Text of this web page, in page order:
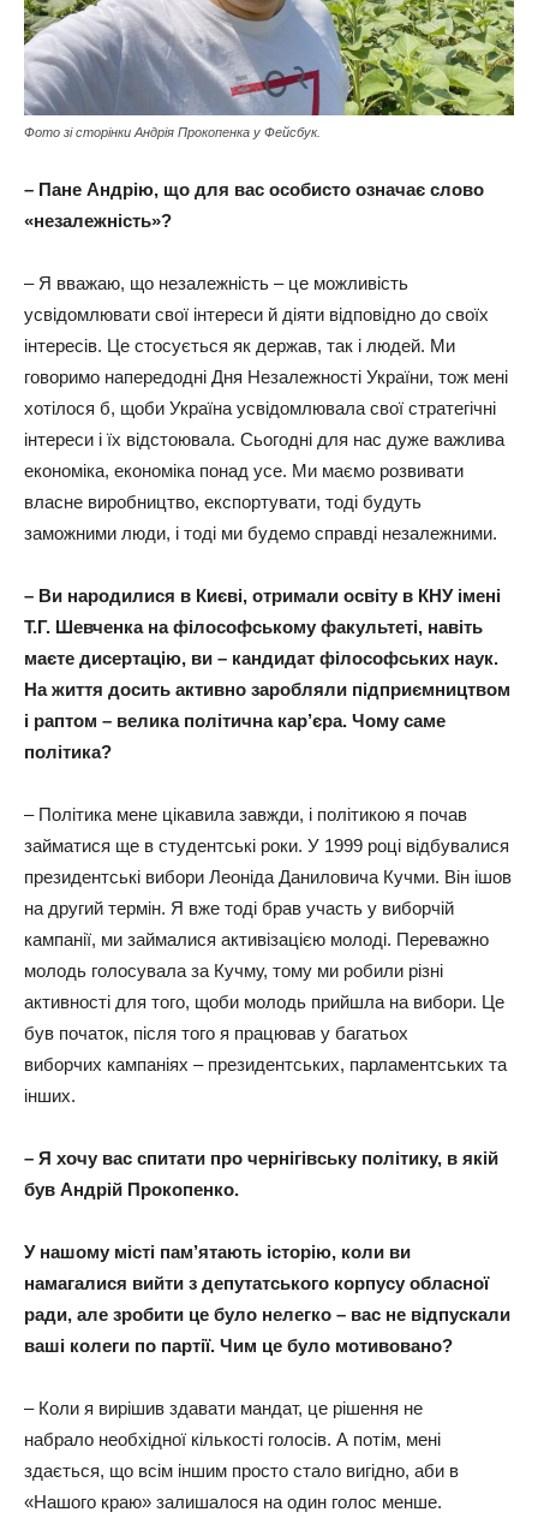
Фото зі сторінки Андрія Прокопенка у Фейсбук.
– Пане Андрію, що для вас особисто означає слово
«незалежність»?
– Я вважаю, що незалежність – це можливість
усвідомлювати свої інтереси й діяти відповідно до своїх
інтересів. Це стосується як держав, так і людей. Ми
говоримо напередодні Дня Незалежності України, тож мені
хотілося б, щоби Україна усвідомлювала свої стратегічні
інтереси і їх відстоювала. Сьогодні для нас дуже важлива
економіка, економіка понад усе. Ми маємо розвивати
власне виробництво, експортувати, тоді будуть
заможними люди, і тоді ми будемо справді незалежними.
– Ви народилися в Києві, отримали освіту в КНУ імені
Т.Г. Шевченка на філософському факультеті, навіть
маєте дисертацію, ви – кандидат філософських наук.
На життя досить активно заробляли підприємництвом
і раптом – велика політична кар’єра. Чому саме
політика?
– Політика мене цікавила завжди, і політикою я почав
займатися ще в студентські роки. У 1999 році відбувалися
президентські вибори Леоніда Даниловича Кучми. Він ішов
на другий термін. Я вже тоді брав участь у виборчій
кампанії, ми займалися активізацією молоді. Переважно
молодь голосувала за Кучму, тому ми робили різні
активності для того, щоби молодь прийшла на вибори. Це
був початок, після того я працював у багатьох
виборчих кампаніях – президентських, парламентських та
інших.
– Я хочу вас спитати про чернігівську політику, в якій
був Андрій Прокопенко.
У нашому місті пам’ятають історію, коли ви
намагалися вийти з депутатського корпусу обласної
ради, але зробити це було нелегко – вас не відпускали
ваші колеги по партії. Чим це було мотивовано?
– Коли я вирішив здавати мандат, це рішення не
набрало необхідної кількості голосів. А потім, мені
здається, що всім іншим просто стало вигідно, аби в
«Нашого краю» залишалося на один голос менше.